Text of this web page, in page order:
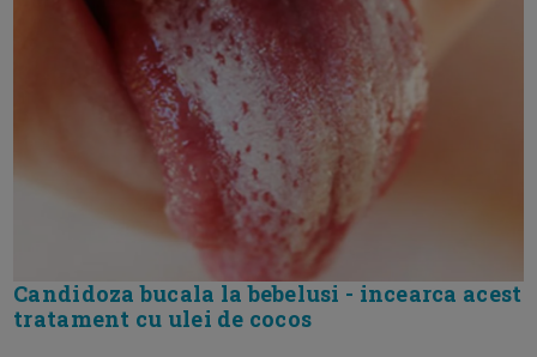
Candidoza bucala la bebelusi - incearca acest
tratament cu ulei de cocos